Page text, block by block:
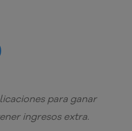
para ganar
ingresos extra.